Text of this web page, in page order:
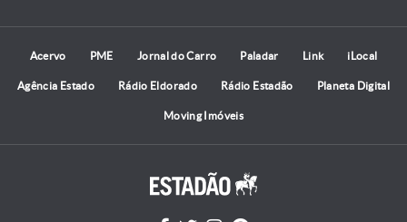
Acervo PME Jornal do Carro Paladar Link iLocal
Agência Estado Rádio Eldorado Rádio Estadão Planeta Digital
Moving Imóveis